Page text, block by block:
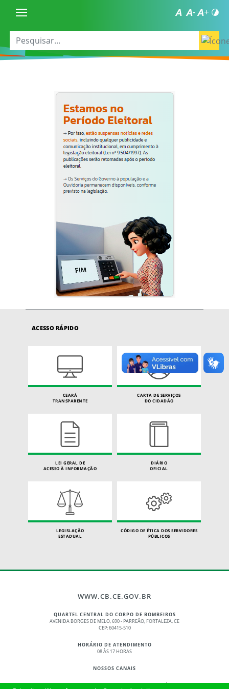
ACESSO RÁPIDO
CEARÁ
TRANSPARENTE
CARTA DE SERVIÇOS
DO CIDADÃO
LEI GERAL DE
ACESSO À INFORMAÇÃO
DIÁRIO
OFICIAL
LEGISLAÇÃO
ESTADUAL
CÓDIGO DE ÉTICA DOS SERVIDORES
PÚBLICOS
WWW.CB.CE.GOV.BR
QUARTEL CENTRAL DO CORPO DE BOMBEIROS
AVENIDA BORGES DE MELO, 690 - PARREÃO, FORTALEZA, CE
CEP: 60415-510
HORÁRIO DE ATENDIMENTO
08 ÀS 17 HORAS
NOSSOS CANAIS
© 2017 - 2026 – GOVERNO DO ESTADO DO CEARÁ